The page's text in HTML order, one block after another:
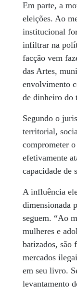
Em parte, a
eleições. Ao
institucional
infiltrar na
facção vem
das Artes,
envolvimento
de dinheiro do
Segundo o
territorial,
comprometer
efetivamente
capacidade de
A influência
dimensionada
seguem. “Ao
mulheres e
batizados, são
mercados
em seu livro.
levantamento